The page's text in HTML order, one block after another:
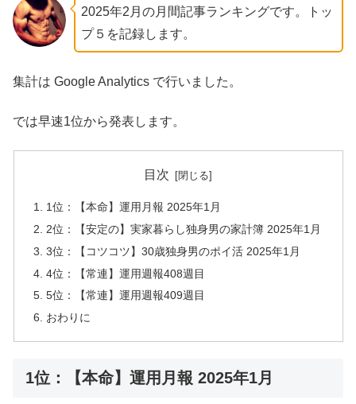
2025年2月の月間記事ランキングです。トッ
プ５を記録します。
集計は Google Analytics で行いました。
では早速1位から発表します。
目次
1位：【本命】運用月報 2025年1月
2位：【安定の】実家暮らし独身男の家計簿 2025年1月
3位：【コツコツ】30歳独身男のポイ活 2025年1月
4位：【常連】運用週報408週目
5位：【常連】運用週報409週目
おわりに
1位：【本命】運用月報 2025年1月